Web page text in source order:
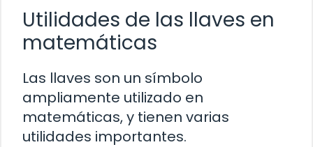
Utilidades de las llaves en
matemáticas
Las llaves son un símbolo
ampliamente utilizado en
matemáticas, y tienen varias
utilidades importantes.